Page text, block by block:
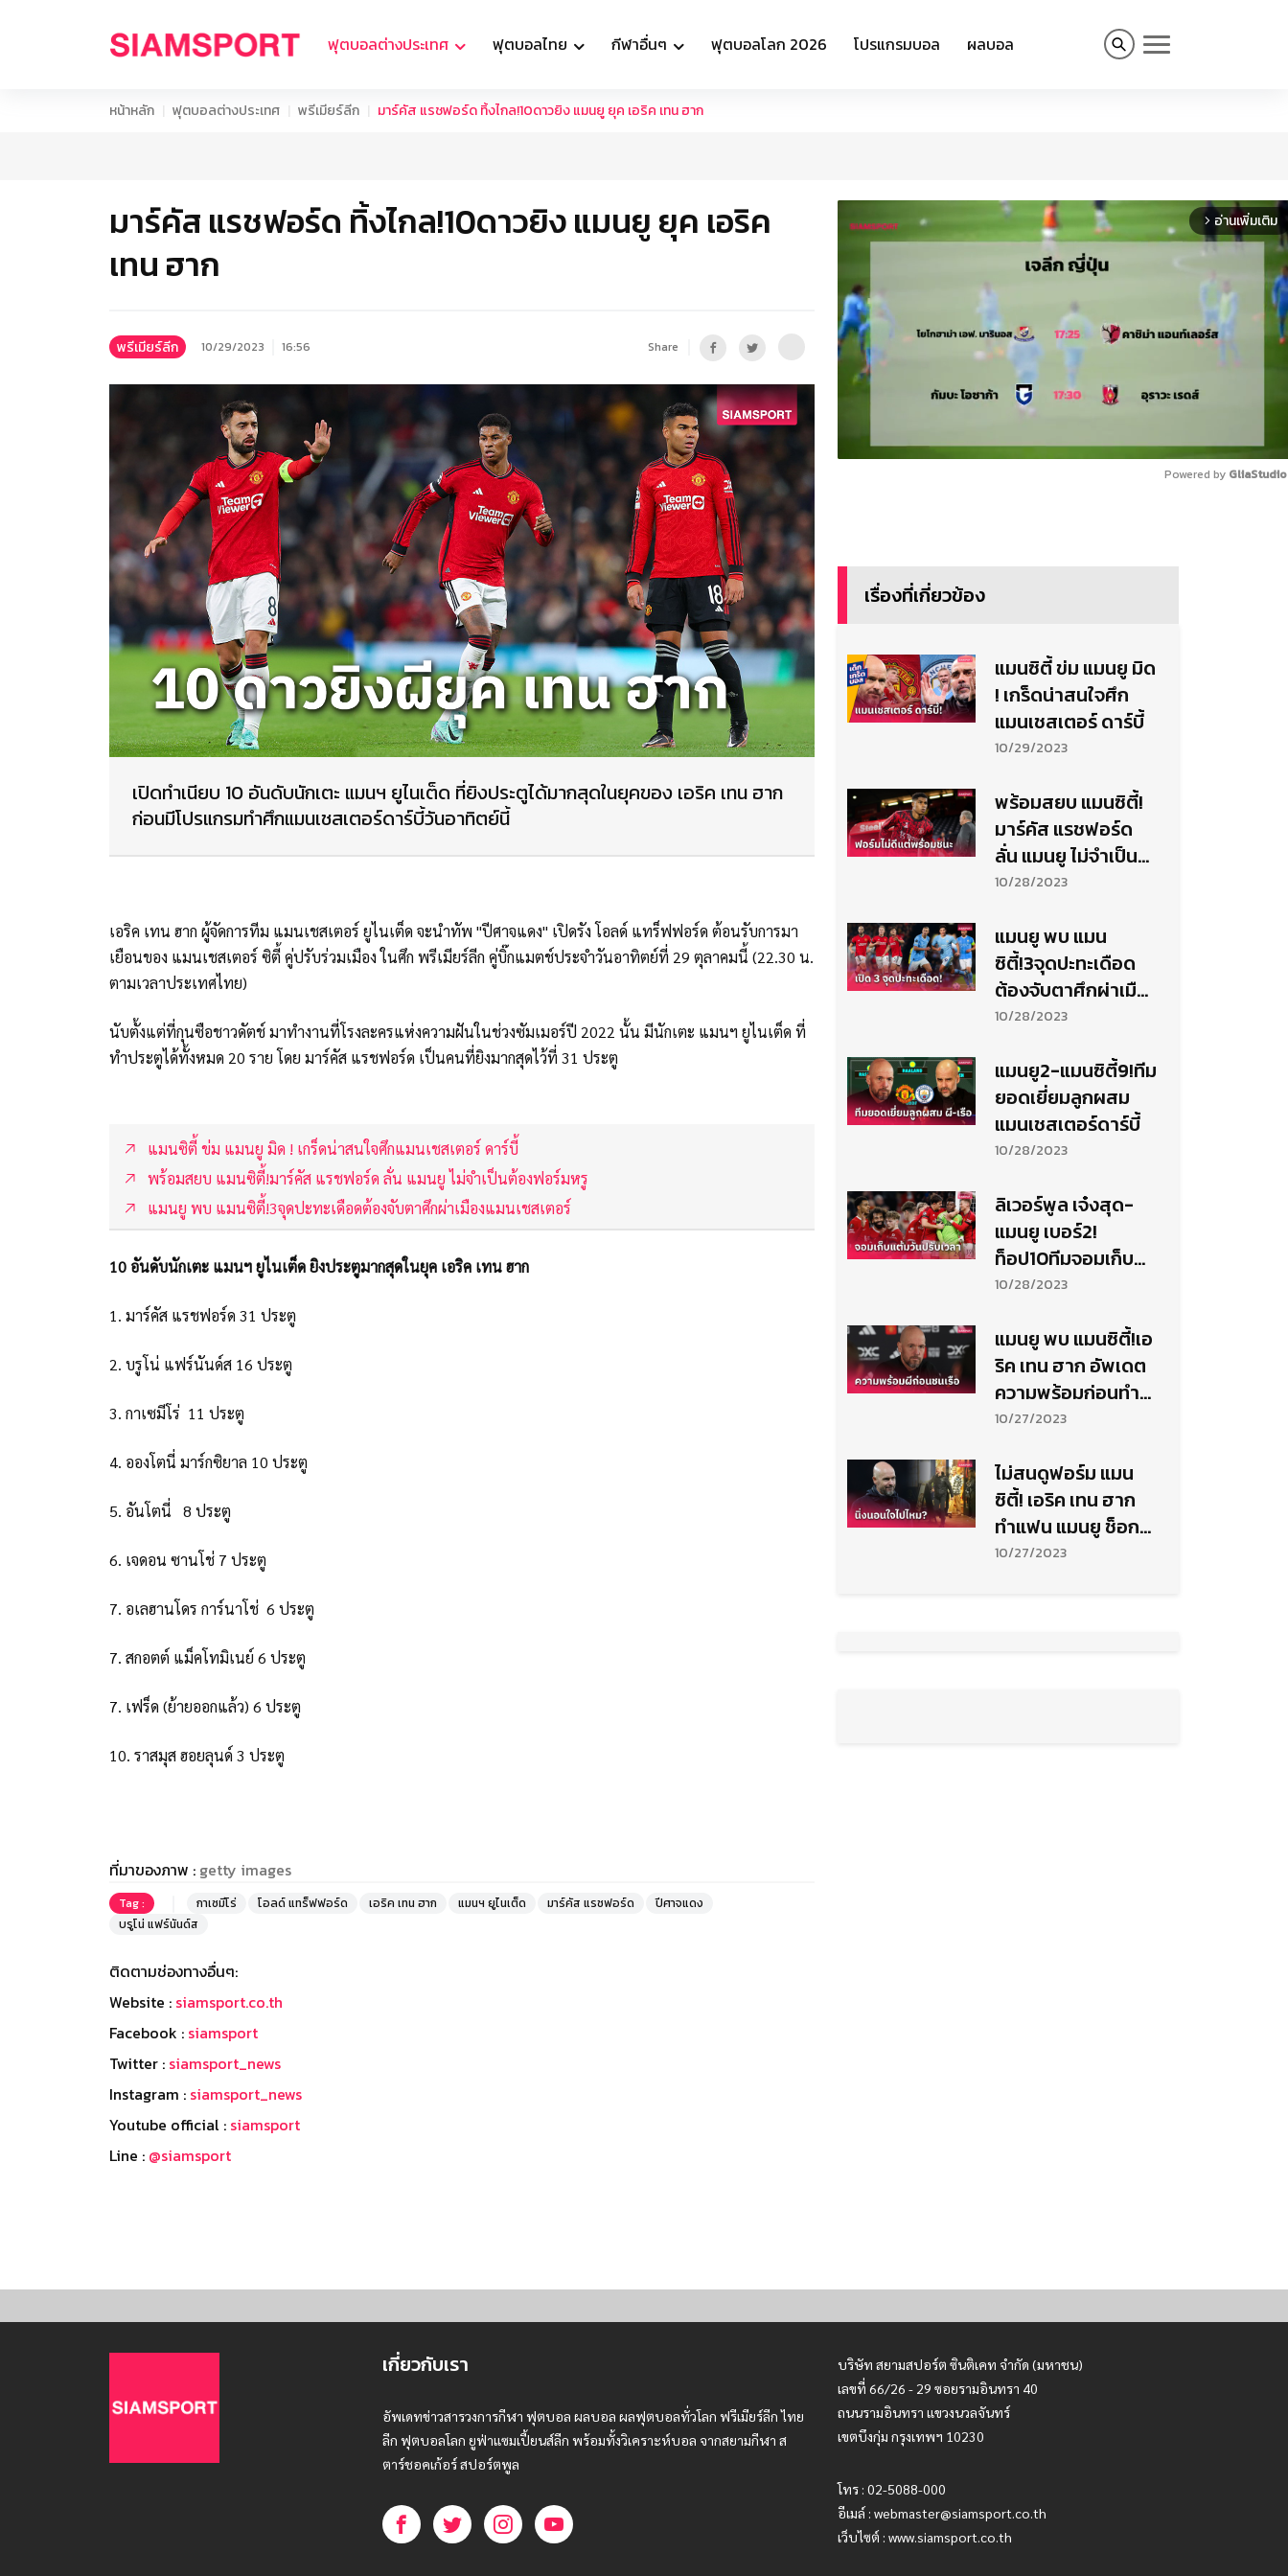
ฟุตบอลต่างประเทศ ฟุตบอลไทย กีฬาอื่นๆ ฟุตบอลโลก 2026 โปรแกรมบอล ผลบอล
หน้าหลัก ฟุตบอลต่างประเทศ พรีเมียร์ลีก มาร์คัส แรชฟอร์ด ทิ้งไกล!10ดาวยิง แมนยู ยุค เอริค เทน ฮาก
มาร์คัส แรชฟอร์ด ทิ้งไกล!10ดาวยิง แมนยู ยุค เอริค
เทน ฮาก
พรีเมียร์ลีก 10/29/2023 16:56 Share
เปิดทำเนียบ 10 อันดับนักเตะ แมนฯ ยูไนเต็ด ที่ยิงประตูได้มากสุดในยุคของ เอริค เทน ฮาก
ก่อนมีโปรแกรมทำศึกแมนเชสเตอร์ดาร์บี้วันอาทิตย์นี้
เอริค เทน ฮาก ผู้จัดการทีม แมนเชสเตอร์ ยูไนเต็ด จะนำทัพ "ปีศาจแดง" เปิดรัง โอลด์ แทร็ฟฟอร์ด ต้อนรับการมา
เยือนของ แมนเชสเตอร์ ซิตี้ คู่ปรับร่วมเมือง ในศึก พรีเมียร์ลีก คู่บิ๊กแมตช์ประจำวันอาทิตย์ที่ 29 ตุลาคมนี้ (22.30 น.
ตามเวลาประเทศไทย)
นับตั้งแต่ที่กุนซือชาวดัตช์ มาทำงานที่โรงละครแห่งความฝันในช่วงซัมเมอร์ปี 2022 นั้น มีนักเตะ แมนฯ ยูไนเต็ด ที่
ทำประตูได้ทั้งหมด 20 ราย โดย มาร์คัส แรชฟอร์ด เป็นคนที่ยิงมากสุดไว้ที่ 31 ประตู
แมนซิตี้ ข่ม แมนยู มิด ! เกร็ดน่าสนใจศึกแมนเชสเตอร์ ดาร์บี้
พร้อมสยบ แมนซิตี้!มาร์คัส แรชฟอร์ด ลั่น แมนยู ไม่จำเป็นต้องฟอร์มหรู
แมนยู พบ แมนซิตี้!3จุดปะทะเดือดต้องจับตาศึกผ่าเมืองแมนเชสเตอร์
10 อันดับนักเตะ แมนฯ ยูไนเต็ด ยิงประตูมากสุดในยุค เอริค เทน ฮาก
1. มาร์คัส แรชฟอร์ด 31 ประตู
2. บรูโน่ แฟร์นันด์ส 16 ประตู
3. กาเซมีโร่ 11 ประตู
4. อองโตนี่ มาร์กซิยาล 10 ประตู
5. อันโตนี่ 8 ประตู
6. เจดอน ซานโช่ 7 ประตู
7. อเลฮานโดร การ์นาโช่ 6 ประตู
7. สกอตต์ แม็คโทมิเนย์ 6 ประตู
7. เฟร็ด (ย้ายออกแล้ว) 6 ประตู
10. ราสมุส ฮอยลุนด์ 3 ประตู
ที่มาของภาพ : getty images
Tag : กาเซมีโร่ โอลด์ แทร็ฟฟอร์ด เอริค เทน ฮาก แมนฯ ยูไนเต็ด มาร์คัส แรชฟอร์ด
ปีศาจแดง
บรูโน่ แฟร์นันด์ส
ติดตามช่องทางอื่นๆ:
Website : siamsport.co.th
Facebook : siamsport
Twitter : siamsport_news
Instagram : siamsport_news
Youtube official : siamsport
Line : @siamsport
arrow_forward_ios อ่านเพิ่มเติม
Powered by
เรื่องที่เกี่ยวข้อง
แมนซิตี้ ข่ม แมนยู มิด
! เกร็ดน่าสนใจศึก
แมนเชสเตอร์ ดาร์บี้
10/29/2023
พร้อมสยบ แมนซิตี้!
มาร์คัส แรชฟอร์ด
ลั่น แมนยู ไม่จำเป็น
ต้องฟอร์มหรู
10/28/2023
แมนยู พบ แมน
ซิตี้!3จุดปะทะเดือด
ต้องจับตาศึกผ่าเมือง
แมนเชสเตอร์
10/28/2023
แมนยู2-แมนซิตี้9!ทีม
ยอดเยี่ยมลูกผสม
แมนเชสเตอร์ดาร์บี้
10/28/2023
ลิเวอร์พูล เจ๋งสุด-
แมนยู เบอร์2!
ท็อป10ทีมจอมเก็บ
แต้มวันปรับเวลา
10/28/2023
แมนยู พบ แมนซิตี้!เอ
ริค เทน ฮาก อัพเดต
ความพร้อมก่อนทำ
ศึกผ่าเมือง
10/27/2023
ไม่สนดูฟอร์ม แมน
ซิตี้! เอริค เทน ฮาก
ทำแฟน แมนยู ช็อก
ควงเมียดินเนอร์
10/27/2023
เกี่ยวกับเรา
อัพเดทข่าวสารวงการกีฬา ฟุตบอล ผลบอล ผลฟุตบอลทั่วโลก ฟรีเมียร์ลีก ไทย
ลีก ฟุตบอลโลก ยูฟ่าแซมเปี้ยนส์ลีก พร้อมทั้งวิเคราะห์บอล จากสยามกีฬา ส
ตาร์ชอคเก้อร์ สปอร์ตพูล
บริษัท สยามสปอร์ต ซินติเคท จำกัด (มหาชน)
เลขที่ 66/26 - 29 ซอยรามอินทรา 40
ถนนรามอินทรา แขวงนวลจันทร์
เขตบึงกุ่ม กรุงเทพฯ 10230
โทร : 02-5088-000
อีเมล์ : webmaster@siamsport.co.th
เว็บไซต์ : www.siamsport.co.th